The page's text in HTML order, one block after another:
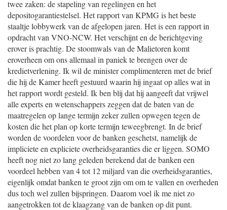
twee zaken: de stapeling van regelingen en het
depositogarantiestelsel. Het rapport van KPMG is het beste
staaltje lobbywerk van de afgelopen jaren. Het is een rapport in
opdracht van VNO-NCW. Het verschijnt en de berichtgeving
erover is prachtig. De stoomwals van de Malietoren komt
eroverheen om ons allemaal in paniek te brengen over de
kredietverlening. Ik wil de minister complimenteren met de brief
die hij de Kamer heeft gestuurd waarin hij ingaat op alles wat in
het rapport wordt gesteld. Ik ben blij dat hij aangeeft dat vrijwel
alle experts en wetenschappers zeggen dat de baten van de
maatregelen op lange termijn zeker zullen opwegen tegen de
kosten die het plan op korte termijn teweegbrengt. In de brief
worden de voordelen voor de banken geschetst, namelijk de
impliciete en expliciete overheidsgaranties die er liggen. SOMO
heeft nog niet zo lang geleden berekend dat de banken een
voordeel hebben van 4 tot 12 miljard van die overheidsgaranties,
eigenlijk omdat banken te groot zijn om om te vallen en overheden
dus toch wel zullen bijspringen. Daarom voel ik me niet zo
aangetrokken tot de klaagzang van de banken op dit punt.